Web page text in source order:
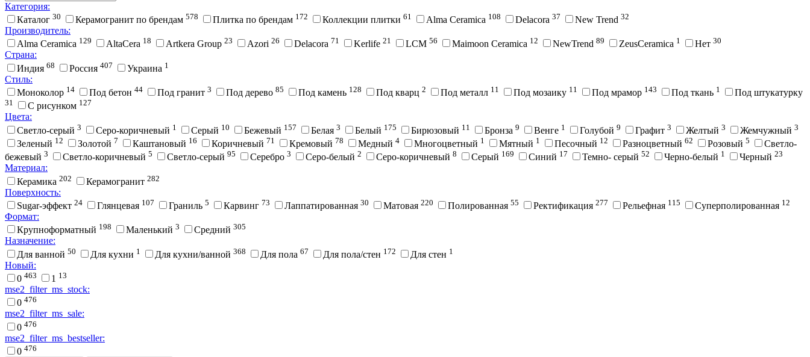
Категория:
Каталог 30 Керамогранит по брендам 578 Плитка по брендам 172 Коллекции плитки 61 Alma Ceramica 108 Delacora 37 New Trend 32
Производитель:
Alma Ceramica 129 AltaCera 18 Artkera Group 23 Azori 26 Delacora 71 Kerlife 21 LCM 56 Maimoon Ceramica 12 NewTrend 89 ZeusCeramica 1 Нет 30
Страна:
Индия 68 Россия 407 Украина 1
Стиль:
Моноколор 14 Под бетон 44 Под гранит 3 Под дерево 85 Под камень 128 Под кварц 2 Под металл 11 Под мозаику 11 Под мрамор 143 Под ткань 1 Под штукатурку
31 С рисунком 127
Цвета:
Cветло-серый 3 Cеро-коричневый 1 Cерый 10 Бежевый 157 Белая 3 Белый 175 Бирюзовый 11 Бронза 9 Венге 1 Голубой 9 Графит 3 Желтый 3 Жемчужный 3
Зеленый 12 Золотой 7 Каштановый 16 Коричневый 71 Кремовый 78 Медный 4 Многоцветный 1 Мятный 1 Песочный 12 Разноцветный 62 Розовый 5
Светло-
бежевый 3 Светло-коричневый 5 Светло-серый 95 Серебро 3 Серо-белый 2 Серо-коричневый 8 Серый 169 Синий 17 Темно- серый 52 Черно-белый 1 Черный 23
Материал:
Керамика 202 Керамогранит 282
Поверхность:
Sugar-эффект 24 Глянцевая 107 Граниль 5 Карвинг 73 Лаппатированная 30 Матовая 220 Полированная 55 Ректификация 277 Рельефная 115 Суперполированная 12
Формат:
Крупноформатный 198 Маленький 3 Средний 305
Назначение:
Для ванной 50 Для кухни 1 Для кухни/ванной 368 Для пола 67 Для пола/стен 172 Для стен 1
Новый:
0 463 1 13
mse2_filter_ms_stock:
0 476
mse2_filter_ms_sale:
0 476
mse2_filter_ms_bestseller:
0 476